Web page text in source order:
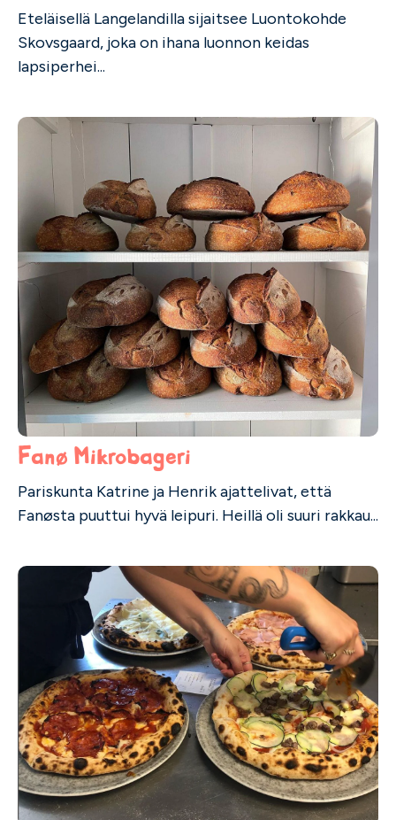
Eteläisellä Langelandilla sijaitsee Luontokohde
Skovsgaard, joka on ihana luonnon keidas
lapsiperhei...
Fanø Mikrobageri
Pariskunta Katrine ja Henrik ajattelivat, että
Fanøsta puuttui hyvä leipuri. Heillä oli suuri rakkau...